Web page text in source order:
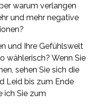
warum verlangen
und mehr negative
und Ihre Gefühlswelt
wählerisch? Wenn Sie
sehen Sie sich die
Leid bis zum Ende
ich Sie zum